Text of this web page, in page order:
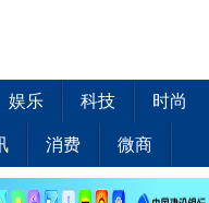
娱乐 科技 时尚
消费 微商